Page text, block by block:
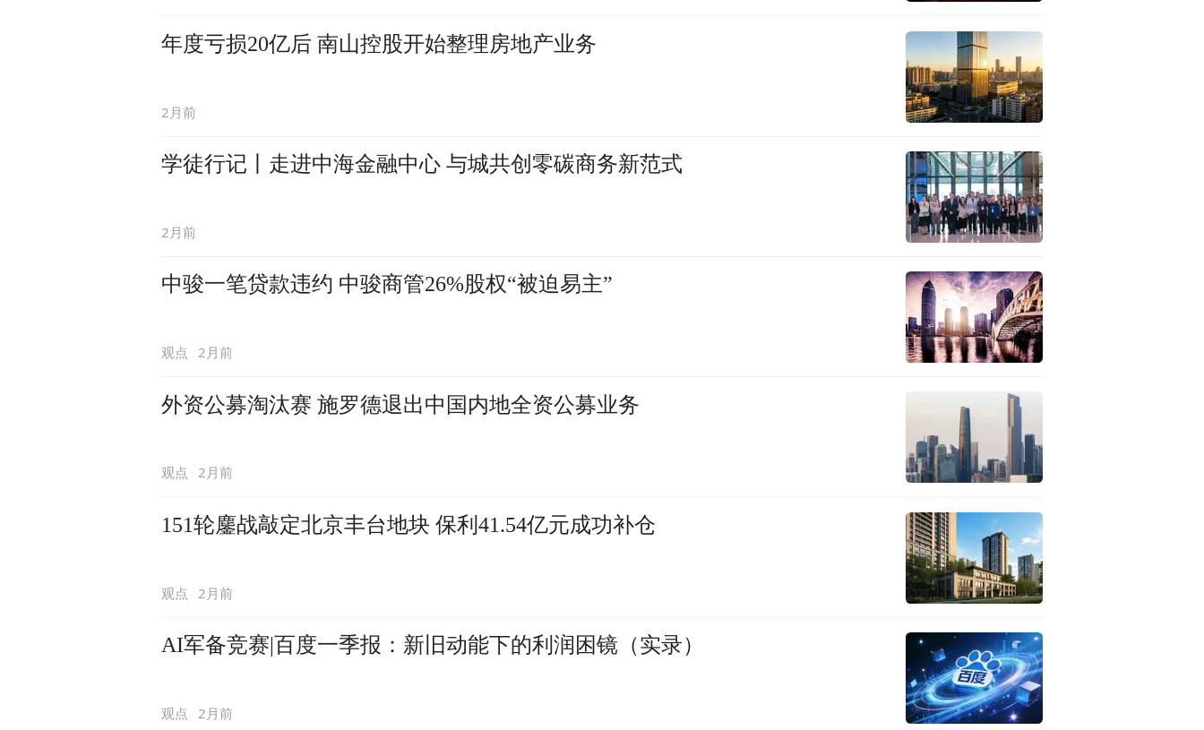
年度亏损20亿后 南山控股开始整理房地产业务
2月前
学徒行记丨走进中海金融中心 与城共创零碳商务新范式
2月前
中骏一笔贷款违约 中骏商管26%股权“被迫易主”
观点 2月前
外资公募淘汰赛 施罗德退出中国内地全资公募业务
观点 2月前
151轮鏖战敲定北京丰台地块 保利41.54亿元成功补仓
观点 2月前
AI军备竞赛|百度一季报：新旧动能下的利润困镜（实录）
观点 2月前